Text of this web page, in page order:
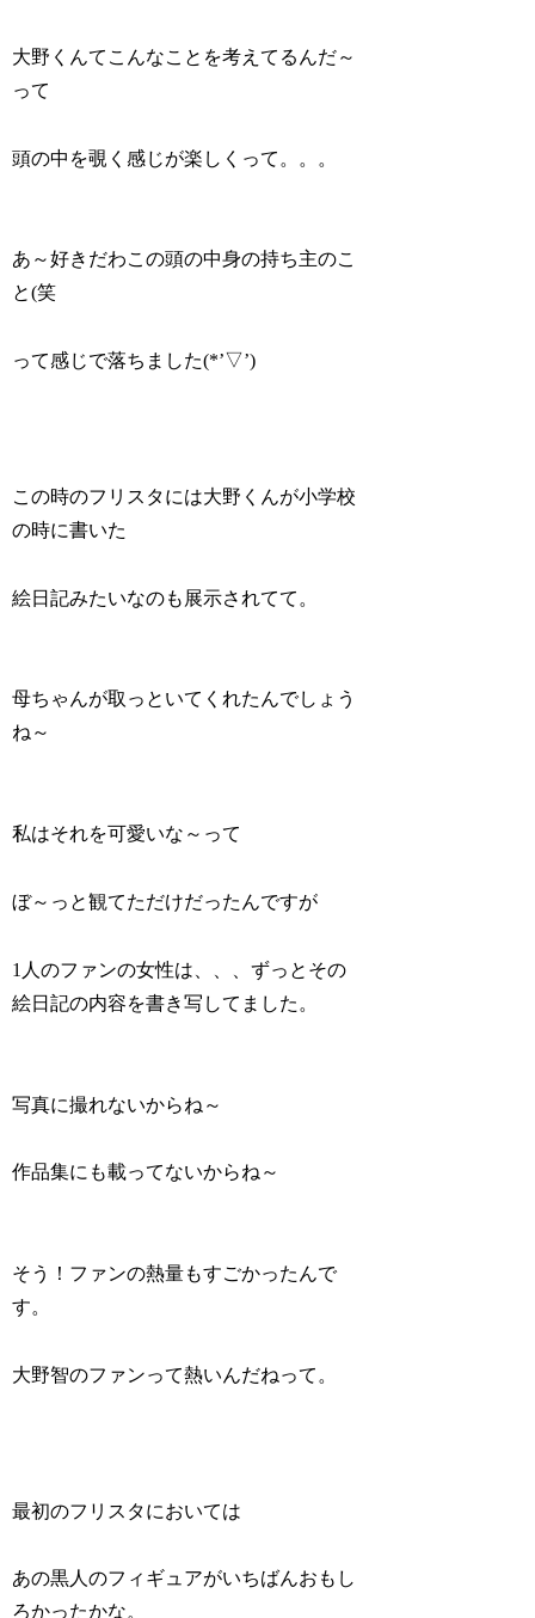
大野くんてこんなことを考えてるんだ～
って
頭の中を覗く感じが楽しくって。。。
あ～好きだわこの頭の中身の持ち主のこ
と(笑
って感じで落ちました(*’▽’)
この時のフリスタには大野くんが小学校
の時に書いた
絵日記みたいなのも展示されてて。
母ちゃんが取っといてくれたんでしょう
ね～
私はそれを可愛いな～って
ぼ～っと観てただけだったんですが
1人のファンの女性は、、、ずっとその
絵日記の内容を書き写してました。
写真に撮れないからね～
作品集にも載ってないからね～
そう！ファンの熱量もすごかったんで
す。
大野智のファンって熱いんだねって。
最初のフリスタにおいては
あの黒人のフィギュアがいちばんおもし
ろかったかな。